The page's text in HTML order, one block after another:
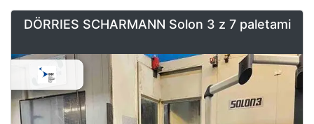
DÖRRIES SCHARMANN Solon 3 z 7 paletami